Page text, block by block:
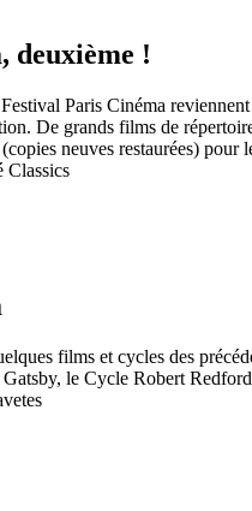
deuxième !
Paris Cinéma
De grands films de
neuves restaurées) pour
Classics
films et cycles des
le Cycle Robert